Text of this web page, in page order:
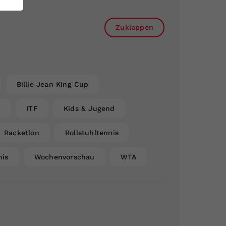
Zuklappen
Billie Jean King Cup
ITF Kids & Jugend
Racketlon Rollstuhltennis
Wochenvorschau WTA